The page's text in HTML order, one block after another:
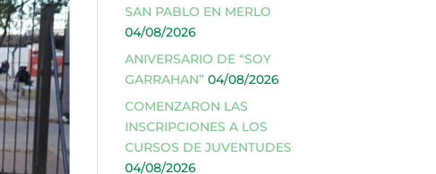
SAN PABLO EN MERLO
04/08/2026
ANIVERSARIO DE “SOY
GARRAHAN” 04/08/2026
COMENZARON LAS
INSCRIPCIONES A LOS
CURSOS DE JUVENTUDES
04/08/2026